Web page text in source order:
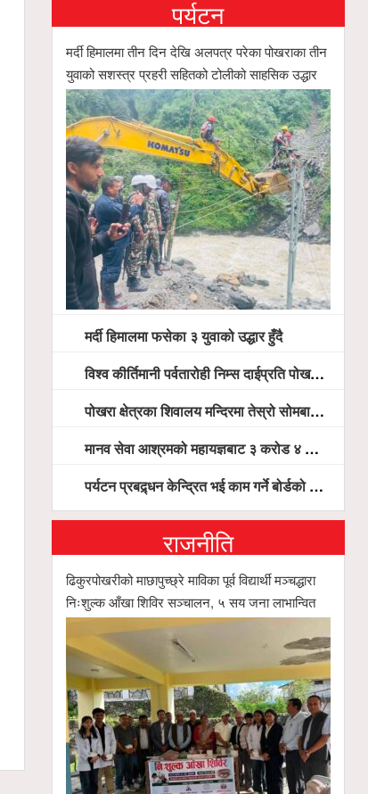
ब्रोड पिकमा ज्यान गुमाएका पर्वतारोहीहरूप्रति
पोखरामा श्रद्धाञ्जली तथा दीप प्रज्वलन
पोखरामा
सञ्चालनमा,
(भिडियो
पर्यटन
मर्दी हिमालमा तीन दिन देखि अलपत्र परेका पोखराका तीन
युवाको सशस्त्र प्रहरी सहितको टोलीको साहसिक उद्धार
मर्दी हिमालमा फसेका ३ युवाको उद्धार हुँदै
विश्व कीर्तिमानी पर्वतारोही निम्स दाईप्रति पोखरामा श्रद्धाञ्जली, दीप प्रज्वलन गर्दै योगदानको प्रशंसा (भिडियो सहित)
पोखरा क्षेत्रका शिवालय मन्दिरमा तेस्रो सोमबार भक्तजनको बिहानैदेखि घुइँचो
मानव सेवा आश्रमको महायज्ञबाट ३ करोड ४ लाख ५९ हजार बचत, १ करोड ४४ लाख उठ्न बाँकी, विना संचार माध्यम तर प्रचार प्रसारमै भयो १९ लाख खर्च !
पर्यटन प्रबद्र्धन केन्द्रित भई काम गर्ने बोर्डको योजना छः सदस्य पोखरेल, चलिय पोखरालाई थप प्रभावकारी बनाउन होटल संघको माग
राजनीति
ढिकुरपोखरीको माछापुच्छ्रे माविका पूर्व विद्यार्थी मञ्चद्धारा
निःशुल्क आँखा शिविर सञ्चालन, ५ सय जना लाभान्वित